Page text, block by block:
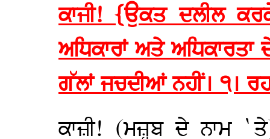
ਕਾਜੀ! {ਉਕਤ ਦਲੀਲ
ਅਧਿਕਾਰਾਂ ਅਤੇ
ਗੱਲਾਂ ਜਚਦੀਆਂ ਨਹੀਂ। ੧।
ਕਾਜ਼ੀ! (ਮਜ਼੍ਹਬ ਦੇ ਨਾਮ